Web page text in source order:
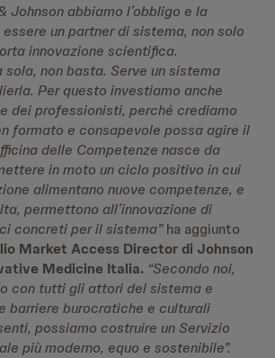
Johnson abbiamo l’obbligo e la
un partner di sistema, non solo
innovazione scientifica.
sola, non basta. Serve un sistema
Per questo investiamo anche
dei professionisti, perché crediamo
formato e consapevole possa agire il
delle Competenze nasce da
in moto un ciclo positivo in cui
alimentano nuove competenze, e
permettono all’innovazione di
concreti per il sistema”ha aggiunto
Market Access Director di Johnson
Medicine Italia. “Secondo noi,
con tutti gli attori del sistema e
barriere burocratiche e culturali
possiamo costruire un Servizio
più moderno, equo e sostenibile”.